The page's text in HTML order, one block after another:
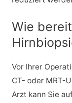
Wie
Vor Ihrer
CT- oder MRT-
Arzt kann Sie